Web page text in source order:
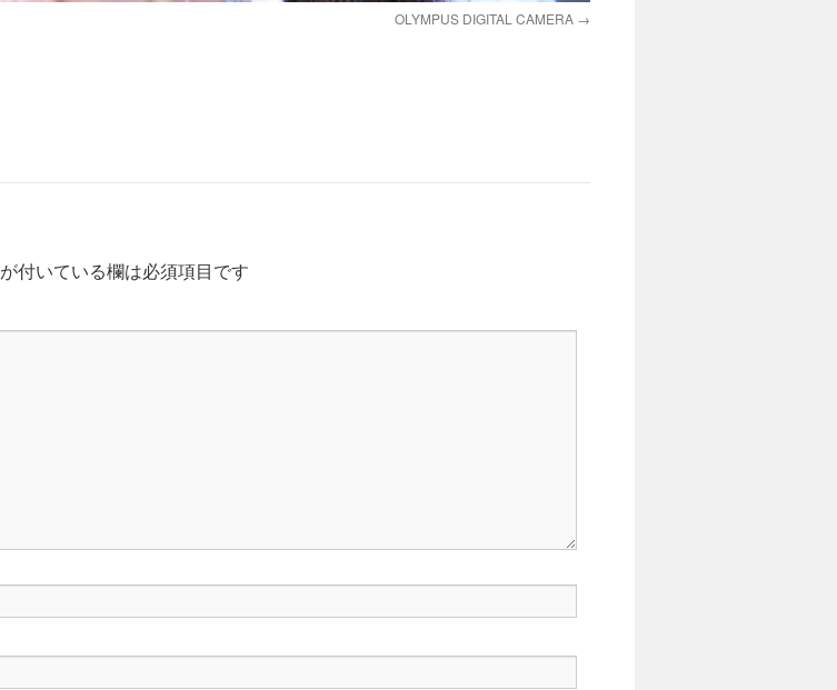
OLYMPUS DIGITAL CAMERA
が付いている欄は必須項目です